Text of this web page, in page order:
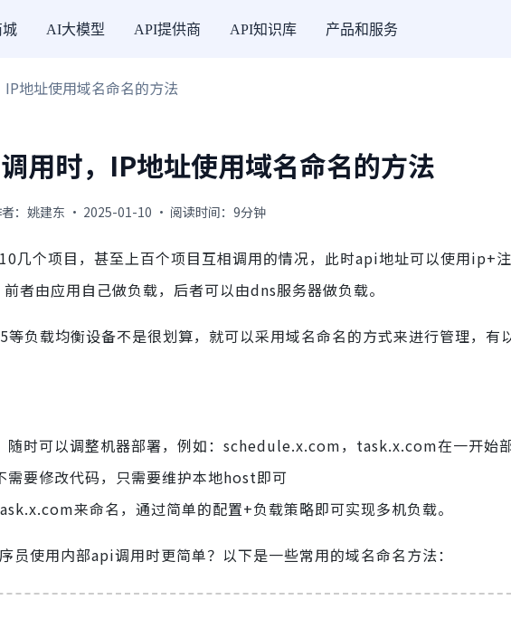
城 AI大模型 API提供商 API知识库 产品和服务
地址使用域名命名的方法
用时，IP地址使用域名命名的方法
者：姚建东 · 2025-01-10 · 阅读时间：9分钟
几个项目，甚至上百个项目互相调用的情况，此时api地址可以使用ip+
者由应用自己做负载，后者可以由dns服务器做负载。
负载均衡设备不是很划算，就可以采用域名命名的方式来进行管理，有
随时可以调整机器部署，例如：schedule.x.com，task.x.com在一开始
要修改代码，只需要维护本地host即可
来命名，通过简单的配置+负载策略即可实现多机负载。
员使用内部api调用时更简单？以下是一些常用的域名命名方法：